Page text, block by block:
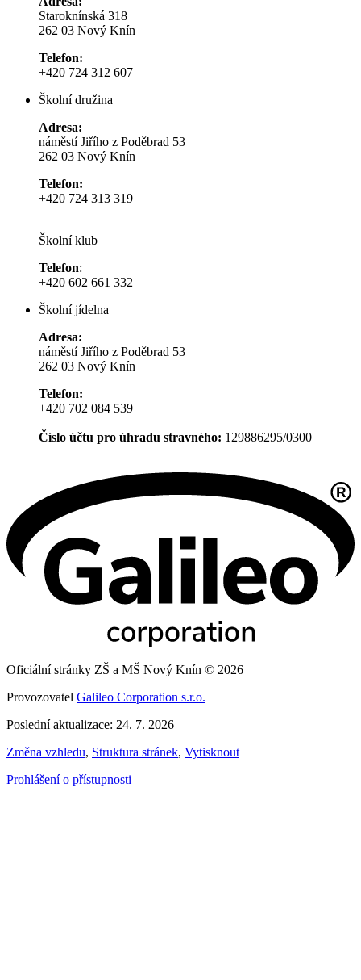
Staroknínská 318
262 03 Nový Knín
Telefon:
+420 724 312 607
Školní družina
Adresa:
náměstí Jiřího z Poděbrad 53
262 03 Nový Knín
Telefon:
+420 724 313 319
Školní klub
Telefon:
+420 602 661 332
Školní jídelna
Adresa:
náměstí Jiřího z Poděbrad 53
262 03 Nový Knín
Telefon:
+420 702 084 539
Číslo účtu pro úhradu stravného: 129886295/0300
Oficiální stránky ZŠ a MŠ Nový Knín © 2026
Provozovatel Galileo Corporation s.r.o.
Poslední aktualizace: 24. 7. 2026
Změna vzhledu, Struktura stránek, Vytisknout
Prohlášení o přístupnosti